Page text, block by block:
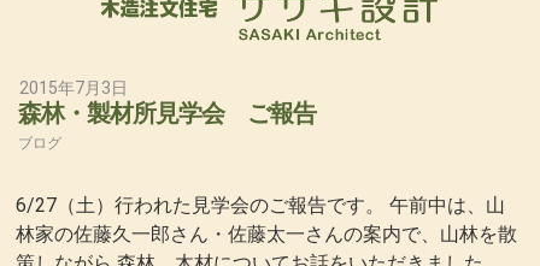
2015年7月3日
森林・製材所見学会 ご報告
ブログ
6/27（土）行われた見学会のご報告です。 午前中は、山
林家の佐藤久一郎さん・佐藤太一さんの案内で、山林を散